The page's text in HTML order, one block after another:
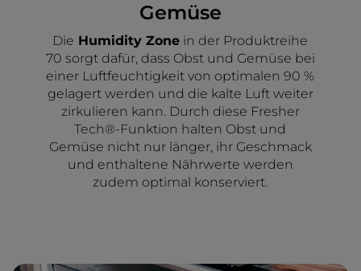
Gemüse
Die Humidity Zone in der Produktreihe
70 sorgt dafür, dass Obst und Gemüse bei
einer Luftfeuchtigkeit von optimalen 90 %
gelagert werden und die kalte Luft weiter
zirkulieren kann. Durch diese Fresher
Tech®-Funktion halten Obst und
Gemüse nicht nur länger, ihr Geschmack
und enthaltene Nährwerte werden
zudem optimal konserviert.